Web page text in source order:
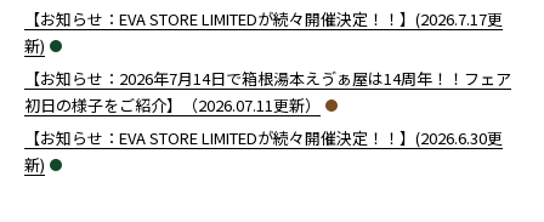
【お知らせ：EVA STORE LIMITEDが続々開催決定！！】(2026.7.17更
新)
【お知らせ：2026年7月14日で箱根湯本えゔぁ屋は14周年！！フェア
初日の様子をご紹介】（2026.07.11更新）
【お知らせ：EVA STORE LIMITEDが続々開催決定！！】(2026.6.30更
新)